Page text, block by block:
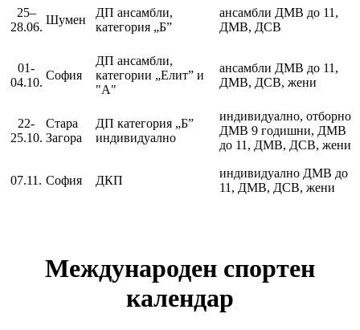
25–
28.06.
Шумен
ДП ансамбли,
категория „Б”
ансамбли ДМВ до 11,
ДМВ, ДСВ
01-
04.10.
София
ДП ансамбли,
категории „Елит” и
"А"
ансамбли ДМВ до 11,
ДМВ, ДСВ, жени
22-
25.10.
Стара
Загора
ДП категория „Б”
индивидуално
индивидуално, отборно
ДМВ 9 годишни, ДМВ
до 11, ДМВ, ДСВ, жени
07.11. София ДКП
индивидуално ДМВ до
11, ДМВ, ДСВ, жени
Международен спортен
календар